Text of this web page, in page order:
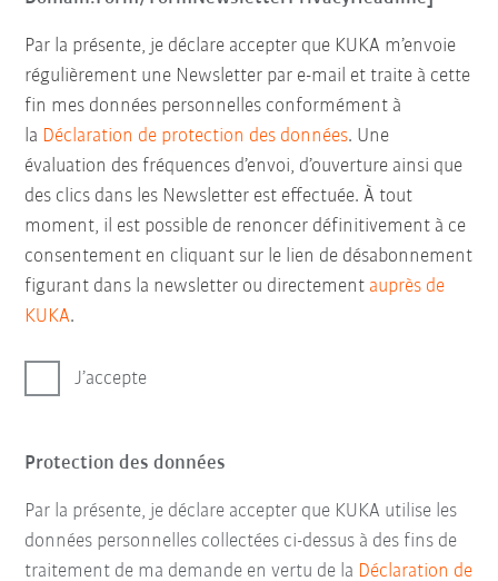
Par la présente, je déclare accepter que KUKA m’envoie
régulièrement une Newsletter par e-mail et traite à cette
fin mes données personnelles conformément à
la Déclaration de protection des données. Une
évaluation des fréquences d’envoi, d’ouverture ainsi que
des clics dans les Newsletter est effectuée. À tout
moment, il est possible de renoncer définitivement à ce
consentement en cliquant sur le lien de désabonnement
figurant dans la newsletter ou directement auprès de
KUKA.
J’accepte
Protection des données
Par la présente, je déclare accepter que KUKA utilise les
données personnelles collectées ci-dessus à des fins de
traitement de ma demande en vertu de la Déclaration de